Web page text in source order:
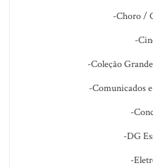
-Choro /
-
-Coleção
-Comunicados
-
-DG
-